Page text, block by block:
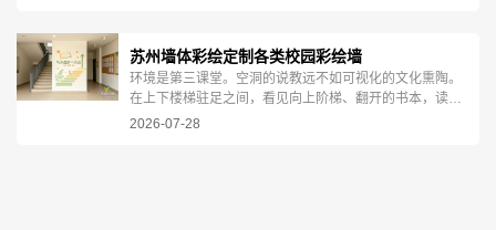
苏州墙体彩绘定制各类校园彩绘墙
环境是第三课堂。空洞的说教远不如可视化的文化熏陶。
在上下楼梯驻足之间，看见向上阶梯、翻开的书本，读懂
自信、自律、自强的内涵，在无形之中建立积极向上的学
2026-07-28